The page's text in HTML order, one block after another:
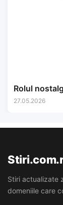
Rolul
27.05.2026
Stiri actualizate
domeniile care